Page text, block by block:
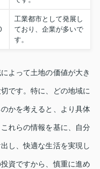
工業都市として発展し
ており、企業が多いで
す。
よって土地の価値が大き
です。特に、どの地域に
かを考えると、より具体
れらの情報を基に、自分
し、快適な生活を実現し
資ですから、慎重に進め